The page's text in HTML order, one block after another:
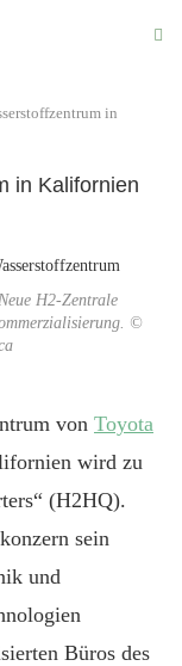
in
in Kalifornien
H2-Zentrale
©
von Toyota
wird zu
(H2HQ).
sein
und
Büros des